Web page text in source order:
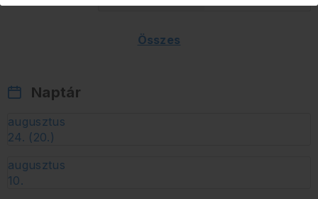
Összes
Naptár
augusztus
24. (20.)
augusztus
10.